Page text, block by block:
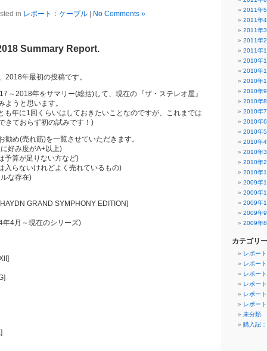
in レポート：ケーブル| No Comments »
Summary Report.
2018年最初の投稿です。
～2018年をサマリー(総括)して、現在の『ザ・ステレオ屋』
ようと思います。
も年に1回くらいはしておきたいことなのですが、これまでは
きておらず初の試みです！)
勧め(売れ筋)を一覧させていただきます。
好み度がA+以上)
予算が足りない方など)
入らないけれどよく売れているもの)
な存在)
GRAND SYMPHONY EDITION]
4月～現在のシリーズ)
2011年5
2011年4
2011年3
2011年2
2011年1
2010年
2010年
2010年
2010年9
2010年8
2010年7
2010年6
2010年5
2010年4
2010年3
2010年2
2010年1
2009年
2009年
2009年
2009年9
2009年8
カテゴリー
レポー
レポー
レポー
レポー
レポー
レポー
未分類
購入記